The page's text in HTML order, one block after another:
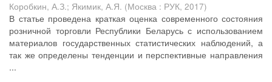
Коробкин, А.З.; Якимик, А.Я. (Москва : РУК, 2017)
В статье проведена краткая оценка современного состояния
розничной торговли Республики Беларусь с использованием
материалов государственных статистических наблюдений, а
так же определены тенденции и перспективные направления
...